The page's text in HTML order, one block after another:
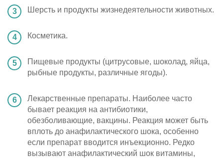
Шерсть и продукты жизнедеятельности животных.
Косметика.
Пищевые продукты (цитрусовые, шоколад, яйца,
рыбные продукты, различные ягоды).
Лекарственные препараты. Наиболее часто
бывает реакция на антибиотики,
обезболивающие, вакцины. Реакция может быть
вплоть до анафилактического шока, особенно
если препарат вводится инъекционно. Редко
вызывают анафилактический шок витамины,